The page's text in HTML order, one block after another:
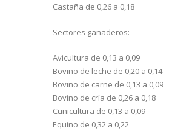
Castaña de 0,26 a 0,18
Sectores ganaderos:
Avicultura de 0,13 a 0,09
Bovino de leche de 0,20 a 0,14
Bovino de carne de 0,13 a 0,09
Bovino de cría de 0,26 a 0,18
Cunicultura de 0,13 a 0,09
Equino de 0,32 a 0,22